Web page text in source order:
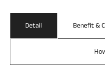
Detail Benefit &